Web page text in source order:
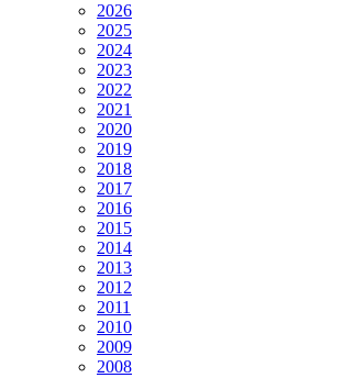
2026
2025
2024
2023
2022
2021
2020
2019
2018
2017
2016
2015
2014
2013
2012
2011
2010
2009
2008